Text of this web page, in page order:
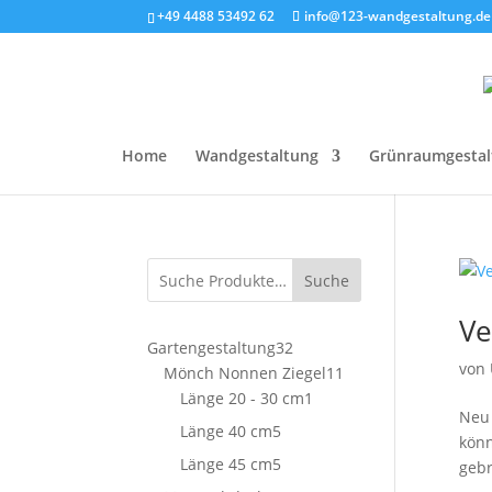
+49 4488 53492 62 info@123-wandgestaltung.de
Home Wandgestaltung
von
Suche
Gartengestaltung32
Produkte
Mönch Nonnen Ziegel11
Länge 20 - 30 cm1
Länge 40 cm5
Länge 45 cm5